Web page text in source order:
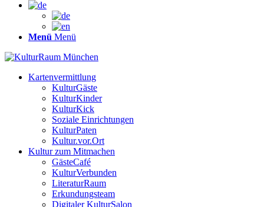
Menü Menü
Kartenvermittlung
KulturGäste
KulturKinder
KulturKick
Soziale Einrichtungen
KulturPaten
Kultur.vor.Ort
Kultur zum Mitmachen
GästeCafé
KulturVerbunden
LiteraturRaum
Erkundungsteam
Digitaler KulturSalon